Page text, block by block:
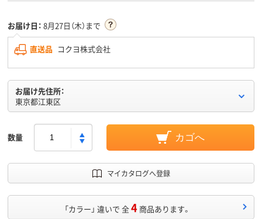
お届け日： 8月27日（木）まで
直送品 コクヨ株式会社
お届け先住所：
東京都江東区
数量 カゴへ
マイカタログへ登録
「カラー」 違いで 全4 商品あります。